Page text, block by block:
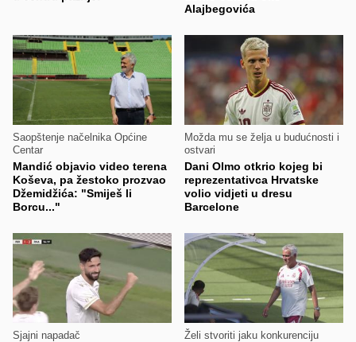
Alajbegovića
Saopštenje načelnika Općine
Centar
Mandić objavio video terena
Koševa, pa žestoko prozvao
Džemidžića: "Smiješ li
Borcu..."
Možda mu se želja u budućnosti i
ostvari
Dani Olmo otkrio kojeg bi
reprezentativca Hrvatske
volio vidjeti u dresu
Barcelone
Sjajni napadač Želi stvoriti jaku konkurenciju